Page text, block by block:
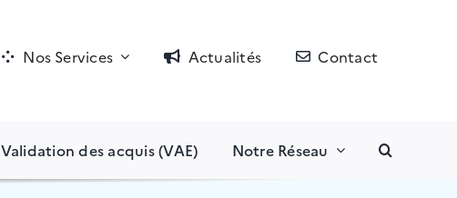
Nos Services Actualités Contact
Validation des acquis (VAE) Notre Réseau